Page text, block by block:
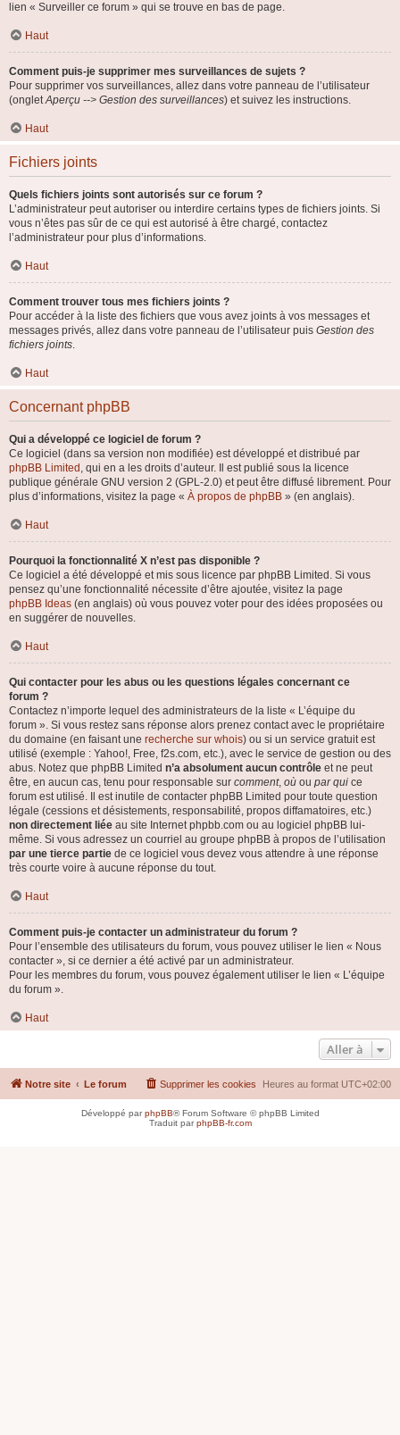
lien « Surveiller ce forum » qui se trouve en bas de page.
Haut
Comment puis-je supprimer mes surveillances de sujets ?
Pour supprimer vos surveillances, allez dans votre panneau de l’utilisateur
(ongletAperçu --> Gestion des surveillances) et suivez les instructions.
Haut
Fichiers joints
Quels fichiers joints sont autorisés sur ce forum ?
L’administrateur peut autoriser ou interdire certains types de fichiers joints. Si
vous n’êtes pas sûr de ce qui est autorisé à être chargé, contactez
l’administrateur pour plus d’informations.
Haut
Comment trouver tous mes fichiers joints ?
Pour accéder à la liste des fichiers que vous avez joints à vos messages et
messages privés, allez dans votre panneau de l’utilisateur puis Gestion des
fichiers joints.
Haut
Concernant phpBB
Qui a développé ce logiciel de forum ?
Ce logiciel (dans sa version non modifiée) est développé et distribué par
phpBB Limited , qui en a les droits d’auteur. Il est publié sous la licence
publique générale GNU version 2 (GPL-2.0) et peut être diffusé librement. Pour
plus d’informations, visitez la page « À propos de phpBB » (en anglais).
Haut
Pourquoi la fonctionnalité X n’est pas disponible ?
Ce logiciel a été développé et mis sous licence par phpBB Limited. Si vous
pensez qu’une fonctionnalité nécessite d’être ajoutée, visitez la page
phpBB Ideas (en anglais) où vous pouvez voter pour des idées proposées ou
en suggérer de nouvelles.
Haut
Qui contacter pour les abus ou les questions légales concernant ce
forum ?
Contactez n’importe lequel des administrateurs de la liste « L’équipe du
forum ». Si vous restez sans réponse alors prenez contact avec le propriétaire
du domaine (en faisant une recherche sur whois) ou si un service gratuit est
utilisé (exemple : Yahoo!, Free, f2s.com, etc.), avec le service de gestion ou des
abus. Notez que phpBB Limited n’a absolument aucun contrôle et ne peut
être, en aucun cas, tenu pour responsable sur comment, où ou par qui ce
forum est utilisé. Il est inutile de contacter phpBB Limited pour toute question
légale (cessions et désistements, responsabilité, propos diffamatoires, etc.)
non directement liée au site Internet phpbb.com ou au logiciel phpBB lui-
même. Si vous adressez un courriel au groupe phpBB à propos de l’utilisation
par une tierce partie de ce logiciel vous devez vous attendre à une réponse
très courte voire à aucune réponse du tout.
Haut
Comment puis-je contacter un administrateur du forum ?
Pour l’ensemble des utilisateurs du forum, vous pouvez utiliser le lien « Nous
contacter », si ce dernier a été activé par un administrateur.
Pour les membres du forum, vous pouvez également utiliser le lien « L’équipe
du forum ».
Haut
Aller à
Notre site Le forum Heures au format UTC+02:00
Supprimer les cookies
Développé parphpBB® Forum Software © phpBB Limited
Traduit parphpBB-fr.com